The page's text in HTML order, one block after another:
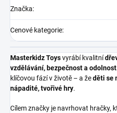
Značka:
Cenové kategorie:
Masterkidz Toysvyrábí kvalitní
vzdělávání, bezpečnost a odolnost
klíčovou fází v životě – a žeděti se
nápadité, tvořivé hry.
Cílem značky je navrhovat hračky,